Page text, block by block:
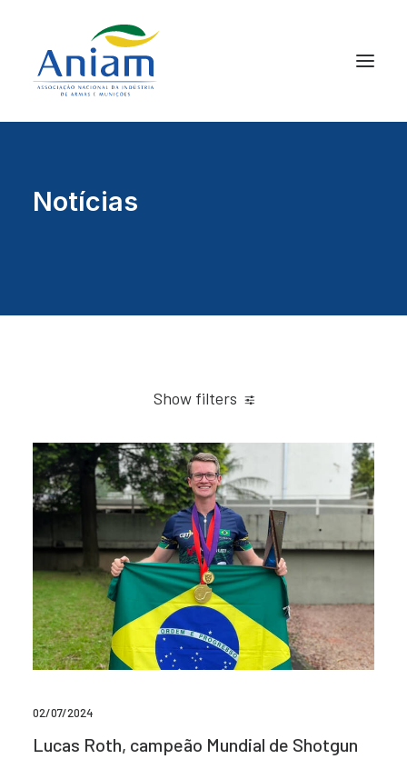
Notícias
Show filters
02/07/2024
Lucas Roth, campeão Mundial de Shotgun